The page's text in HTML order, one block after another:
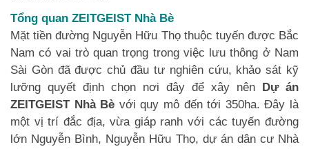
Tổng quan ZEITGEIST Nhà Bè
Mặt tiền đường Nguyễn Hữu Thọ thuộc tuyến được Bắc
Nam có vai trò quan trọng trong việc lưu thông ở Nam
Sài Gòn đã được chủ đầu tư nghiên cứu, khảo sát kỹ
lưỡng quyết định chọn nơi đây để xây nên Dự án
ZEITGEIST Nhà Bè với quy mô đến tới 350ha. Đây là
một vị trí đắc địa, vừa giáp ranh với các tuyến đường
lớn Nguyễn Bình, Nguyễn Hữu Thọ, dự án dân cư Nhà